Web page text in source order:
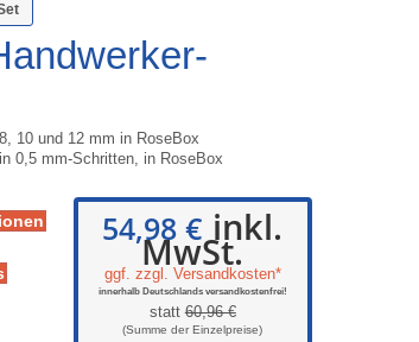
10 und 12 mm in RoseBox
0,5 mm-Schritten, in RoseBox
54,98 € inkl.
MwSt.
ggf. zzgl. Versandkosten*
innerhalb Deutschlands versandkostenfrei!
statt60,96 €